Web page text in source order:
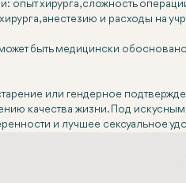
опыт хирурга, сложность
анестезию и расходы на
быть медицински
или гендерное
качества жизни. Под
и лучшее сексуальное